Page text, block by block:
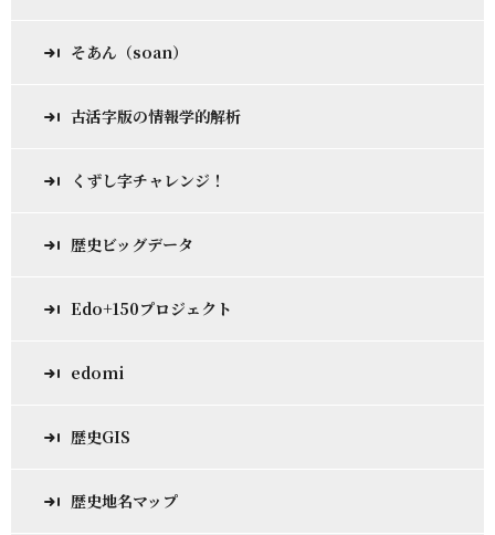
そあん（soan）
古活字版の情報学的解析
くずし字チャレンジ！
歴史ビッグデータ
Edo+150プロジェクト
edomi
歴史GIS
歴史地名マップ